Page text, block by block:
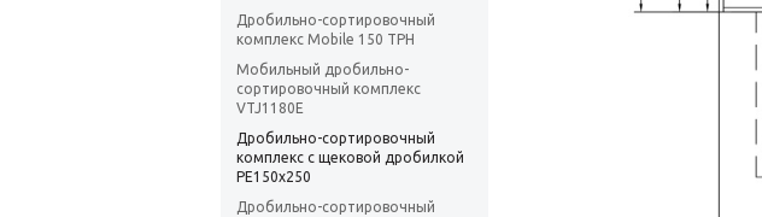
Дробильно-сортировочный
комплекс Mobile 150 TPH
Мобильный дробильно-
сортировочный комплекс
VTJ1180E
Дробильно-сортировочный
комплекс с щековой дробилкой
РЕ150х250
Дробильно-сортировочный